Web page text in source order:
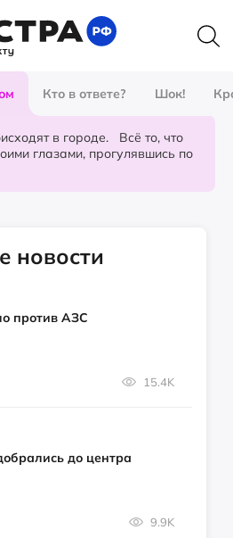
Кто в ответе? Шок!
в городе. Всё то, что
глазами, прогулявшись по
новости
против АЗС
15.4K
до центра
9.9K